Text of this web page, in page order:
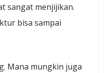
sangat menjijikan.
bisa sampai
Mana mungkin juga